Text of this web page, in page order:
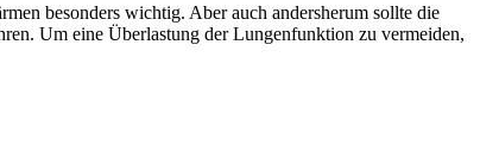
besonders wichtig. Aber auch andersherum sollte die
Um eine Überlastung der Lungenfunktion zu vermeiden,